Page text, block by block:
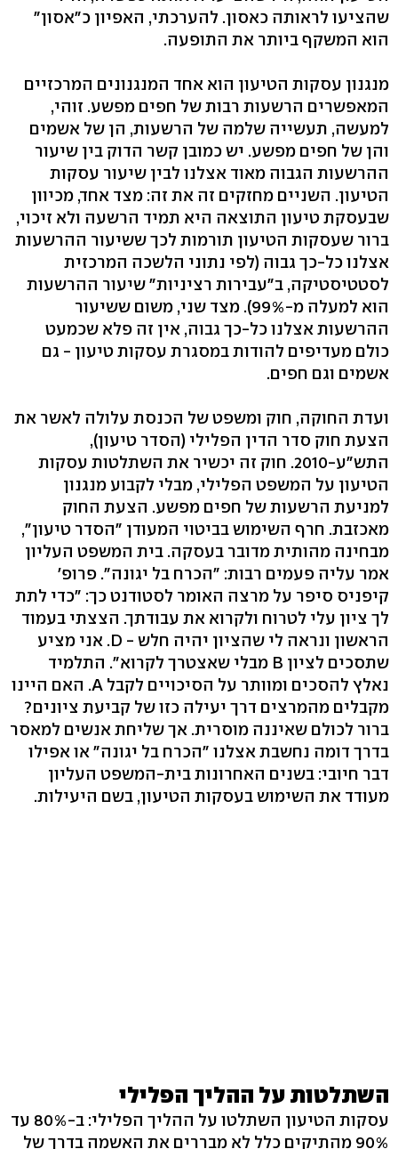
שהציעו לראותה כאסון. להערכתי, האפיון כ"אסון"
הוא המשקף ביותר את התופעה.
מנגנון עסקות הטיעון הוא אחד המנגנונים המרכזיים
המאפשרים הרשעות רבות של חפים מפשע. זוהי,
למעשה, תעשייה שלמה של הרשעות, הן של אשמים
והן של חפים מפשע. יש כמובן קשר הדוק בין שיעור
ההרשעות הגבוה מאוד אצלנו לבין שיעור עסקות
הטיעון. השניים מחזקים זה את זה: מצד אחד, מכיוון
שבעסקת טיעון התוצאה היא תמיד הרשעה ולא זיכוי,
ברור שעסקות הטיעון תורמות לכך ששיעור ההרשעות
אצלנו כל-כך גבוה (לפי נתוני הלשכה המרכזית
לסטטיסטיקה, ב"עבירות רציניות" שיעור ההרשעות
הוא למעלה מ-99%). מצד שני, משום ששיעור
ההרשעות אצלנו כל-כך גבוה, אין זה פלא שכמעט
כולם מעדיפים להודות במסגרת עסקות טיעון - גם
אשמים וגם חפים.
ועדת החוקה, חוק ומשפט של הכנסת עלולה לאשר את
הצעת חוק סדר הדין הפלילי (הסדר טיעון),
התש"ע-2010. חוק זה יכשיר את השתלטות עסקות
הטיעון על המשפט הפלילי, מבלי לקבוע מנגנון
למניעת הרשעות של חפים מפשע. הצעת החוק
מאכזבת. חרף השימוש בביטוי המעודן "הסדר טיעון",
מבחינה מהותית מדובר בעסקה. בית המשפט העליון
אמר עליה פעמים רבות: "הכרח בל יגונה". פרופ'
קיפניס סיפר על מרצה האומר לסטודנט כך: "כדי לתת
לך ציון עלי לטרוח ולקרוא את עבודתך. הצצתי בעמוד
הראשון ונראה לי שהציון יהיה חלש - D. אני מציע
שתסכים לציון B מבלי שאצטרך לקרוא". התלמיד
נאלץ להסכים ומוותר על הסיכויים לקבל A. האם היינו
מקבלים מהמרצים דרך יעילה כזו של קביעת ציונים?
ברור לכולם שאיננה מוסרית. אך שליחת אנשים למאסר
בדרך דומה נחשבת אצלנו "הכרח בל יגונה" או אפילו
דבר חיובי: בשנים האחרונות בית-המשפט העליון
מעודד את השימוש בעסקות הטיעון, בשם היעילות.
השתלטות על ההליך הפלילי
עסקות הטיעון השתלטו על ההליך הפלילי: ב-80% עד
90% מהתיקים כלל לא מבררים את האשמה בדרך של